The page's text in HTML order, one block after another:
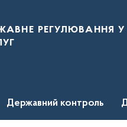
регулювання у
Державний контроль